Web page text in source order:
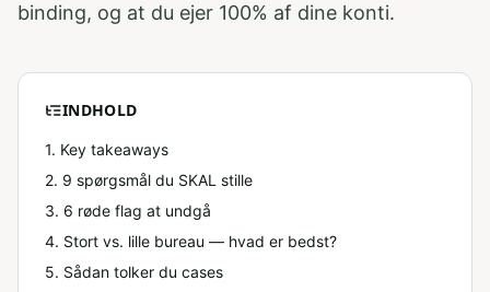
binding, og at du ejer 100% af dine konti.
INDHOLD
1. Key takeaways
2. 9 spørgsmål du SKAL stille
3. 6 røde flag at undgå
4. Stort vs. lille bureau — hvad er bedst?
5. Sådan tolker du cases